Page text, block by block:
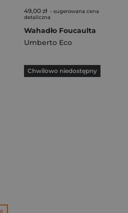
49,00 zł - sugerowana cena
detaliczna
Wahadło Foucaulta
Umberto Eco
Chwilowo niedostępny